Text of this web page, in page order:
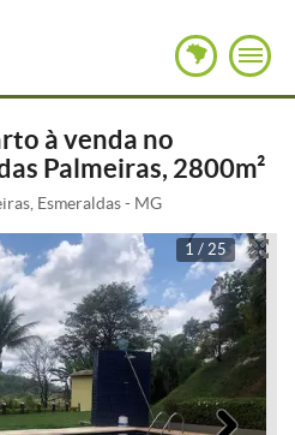
à venda no
Palmeiras, 2800m²
Esmeraldas - MG
1 / 25